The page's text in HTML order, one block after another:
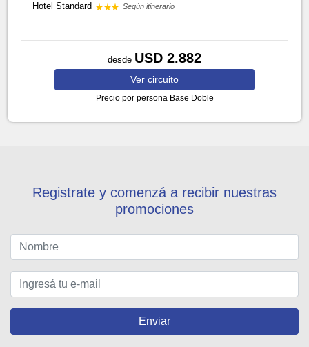
Hotel Standard
Según itinerario
desde USD 2.882
Ver circuito
Precio por persona Base Doble
Registrate y comenzá a recibir nuestras
promociones
Enviar